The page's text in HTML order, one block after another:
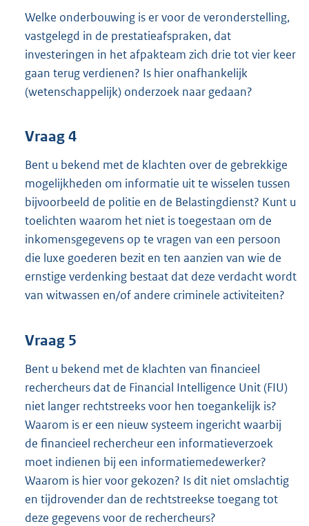
Welke onderbouwing is er voor de veronderstelling,
vastgelegd in de prestatieafspraken, dat
investeringen in het afpakteam zich drie tot vier keer
gaan terug verdienen? Is hier onafhankelijk
(wetenschappelijk) onderzoek naar gedaan?
Vraag 4
Bent u bekend met de klachten over de gebrekkige
mogelijkheden om informatie uit te wisselen tussen
bijvoorbeeld de politie en de Belastingdienst? Kunt u
toelichten waarom het niet is toegestaan om de
inkomensgegevens op te vragen van een persoon
die luxe goederen bezit en ten aanzien van wie de
ernstige verdenking bestaat dat deze verdacht wordt
van witwassen en/of andere criminele activiteiten?
Vraag 5
Bent u bekend met de klachten van financieel
rechercheurs dat de Financial Intelligence Unit (FIU)
niet langer rechtstreeks voor hen toegankelijk is?
Waarom is er een nieuw systeem ingericht waarbij
de financieel rechercheur een informatieverzoek
moet indienen bij een informatiemedewerker?
Waarom is hier voor gekozen? Is dit niet omslachtig
en tijdrovender dan de rechtstreekse toegang tot
deze gegevens voor de rechercheurs?